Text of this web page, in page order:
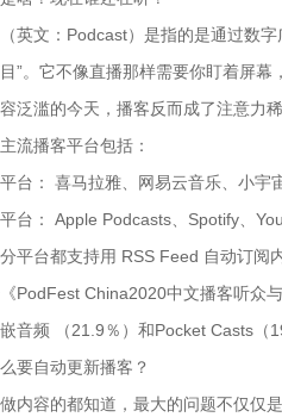
英文：Podcast）是指的是通过数
”。它不像直播那样需要你盯着屏幕
泛滥的今天，播客反而成了注意力
流播客平台包括：
台： 喜马拉雅、网易云音乐、小宇
台： Apple Podcasts、Spotify、
平台都支持用 RSS Feed 自动订阅
PodFest China2020中文播客听众
音频 （21.9％）和Pocket Casts（
要自动更新播客？
内容的都知道，最大的问题不仅仅